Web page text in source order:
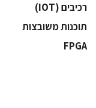
‫רכיבים‬ (IOT)
‫תוכנות משובצות‬
‫‪FPGA‬‬